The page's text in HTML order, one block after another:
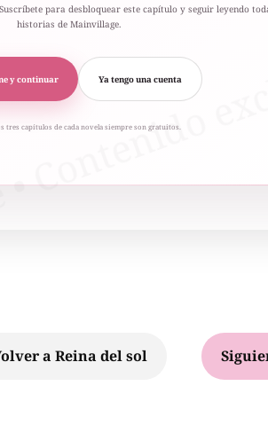
para desbloquear este capítulo y seguir leyendo
historias de Mainvillage.
y continuar Ya tengo una cuenta
tres capítulos de cada novela siempre son gratuitos.
a Reina del sol